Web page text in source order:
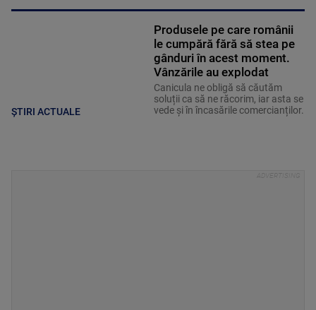
ȘTIRI ACTUALE
Produsele pe care românii
le cumpără fără să stea pe
gânduri în acest moment.
Vânzările au explodat
Canicula ne obligă să căutăm
soluții ca să ne răcorim, iar asta se
vede și în încasările comercianților.